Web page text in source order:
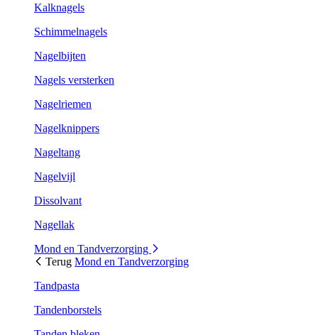
Kalknagels
Schimmelnagels
Nagelbijten
Nagels versterken
Nagelriemen
Nagelknippers
Nageltang
Nagelvijl
Dissolvant
Nagellak
Mond en Tandverzorging
Terug Mond en Tandverzorging
Tandpasta
Tandenborstels